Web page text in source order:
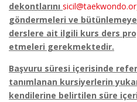
dekontlarını
göndermeleri ve
derslere ait ilgili kurs ders
etmeleri gerekmektedir.
Başvuru süresi içerisinde
tanımlanan kursiyerlerin
kendilerine belirtilen süre